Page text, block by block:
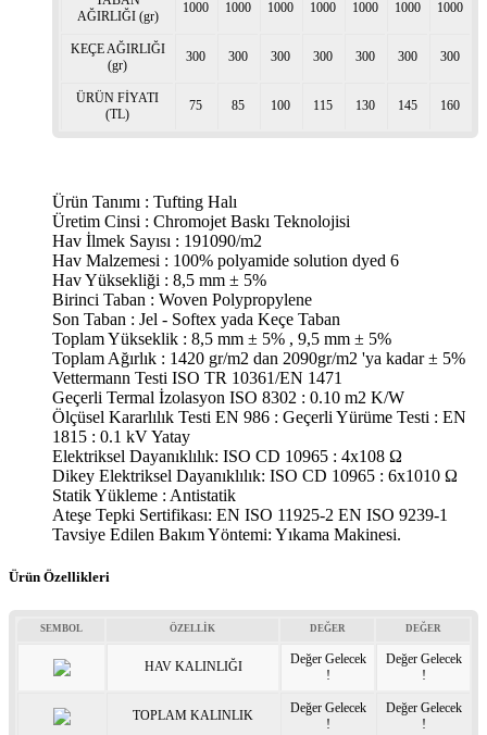
AĞIRLIĞI (gr)
1000 1000 1000 1000 1000 1000 1000
KEÇE AĞIRLIĞI
(gr)
300 300 300 300 300 300 300
ÜRÜN FİYATI
(TL)
75 85 100 115 130 145 160
Ürün Tanımı : Tufting Halı
Üretim Cinsi : Chromojet Baskı Teknolojisi
Hav İlmek Sayısı : 191090/m2
Hav Malzemesi : 100% polyamide solution dyed 6
Hav Yüksekliği : 8,5 mm ± 5%
Birinci Taban : Woven Polypropylene
Son Taban : Jel - Softex yada Keçe Taban
Toplam Yükseklik : 8,5 mm ± 5% , 9,5 mm ± 5%
Toplam Ağırlık : 1420 gr/m2 dan 2090gr/m2 'ya kadar ± 5%
Vettermann Testi ISO TR 10361/EN 1471
Geçerli Termal İzolasyon ISO 8302 : 0.10 m2 K/W
Ölçüsel Kararlılık Testi EN 986 : Geçerli Yürüme Testi : EN
1815 : 0.1 kV Yatay
Elektriksel Dayanıklılık: ISO CD 10965 : 4x108 Ω
Dikey Elektriksel Dayanıklılık: ISO CD 10965 : 6x1010 Ω
Statik Yükleme : Antistatik
Ateşe Tepki Sertifikası: EN ISO 11925-2 EN ISO 9239-1
Tavsiye Edilen Bakım Yöntemi: Yıkama Makinesi.
Ürün Özellikleri
SEMBOL ÖZELLİK DEĞER DEĞER
HAV KALINLIĞI
Değer Gelecek
!
Değer Gelecek
!
TOPLAM KALINLIK
Değer Gelecek
!
Değer Gelecek
!